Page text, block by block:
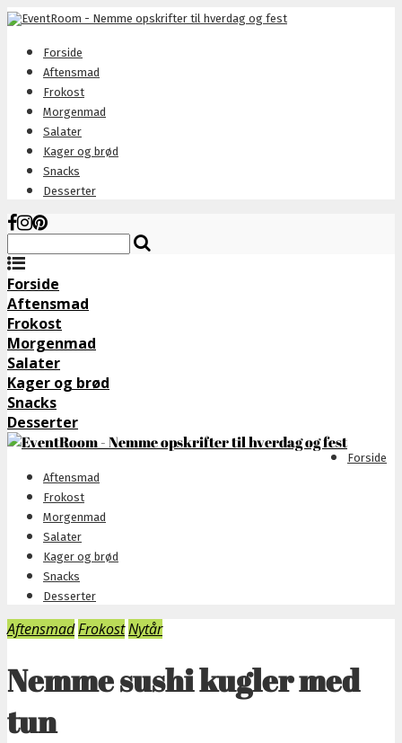
Forside
Aftensmad
Frokost
Morgenmad
Salater
Kager og brød
Snacks
Desserter
Forside
Aftensmad
Frokost
Morgenmad
Salater
Kager og brød
Snacks
Desserter
Forside
Aftensmad
Frokost
Morgenmad
Salater
Kager og brød
Snacks
Desserter
AftensmadFrokostNytår
Nemme sushi kugler med
tun